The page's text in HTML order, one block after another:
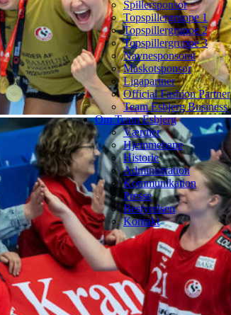
Spillersponsor
Topspillergruppe 1
Topspillergruppe 2
Topspillergruppe 3
Navnesponsorat
Maskotsponsor
Ligapartner
Official Fashion Partner
Team Esbjerg Business
Om Team Esbjerg
Værdier
Hjemmebane
Historie
Administration
Kommunikation
Presse
Bestyrelsen
Kontakt